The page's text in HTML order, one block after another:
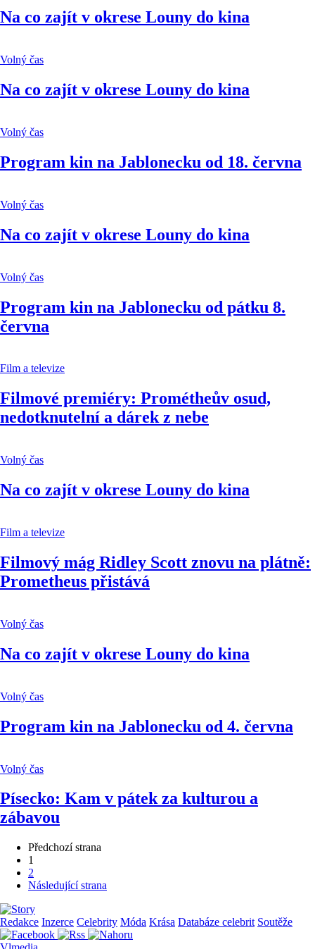
Na co zajít v okrese Louny do kina
Volný čas
Na co zajít v okrese Louny do kina
Volný čas
Program kin na Jablonecku od 18. června
Volný čas
Na co zajít v okrese Louny do kina
Volný čas
Program kin na Jablonecku od pátku 8.
června
Film a televize
Filmové premiéry: Prométheův osud,
nedotknutelní a dárek z nebe
Volný čas
Na co zajít v okrese Louny do kina
Film a televize
Filmový mág Ridley Scott znovu na plátně:
Prometheus přistává
Volný čas
Na co zajít v okrese Louny do kina
Volný čas
Program kin na Jablonecku od 4. června
Volný čas
Písecko: Kam v pátek za kulturou a
zábavou
Předchozí strana
1
2
Následující strana
Redakce Inzerce Celebrity Móda Krása Databáze celebrit Soutěže